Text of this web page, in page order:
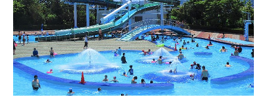
北海道 青森県 岩手県
宮城県 秋田県 山形県
福島県
25mプール 50mプール
幼児用プール 流れるプール
温水プール 屋内プール
屋外プール スライダー